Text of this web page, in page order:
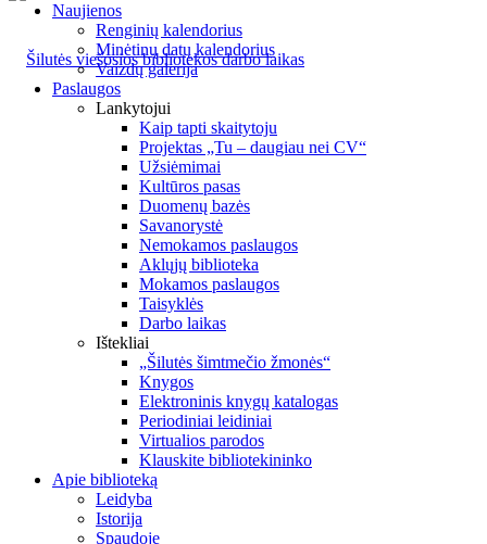
Naujienos
Renginių kalendorius
Minėtinų datų kalendorius
Vaizdų galerija
Paslaugos
Lankytojui
Kaip tapti skaitytoju
Projektas „Tu – daugiau nei CV“
Užsiėmimai
Kultūros pasas
Duomenų bazės
Savanorystė
Nemokamos paslaugos
Aklųjų biblioteka
Mokamos paslaugos
Taisyklės
Darbo laikas
Ištekliai
„Šilutės šimtmečio žmonės“
Knygos
Elektroninis knygų katalogas
Periodiniai leidiniai
Virtualios parodos
Klauskite bibliotekininko
Apie biblioteką
Leidyba
Istorija
Spaudoje